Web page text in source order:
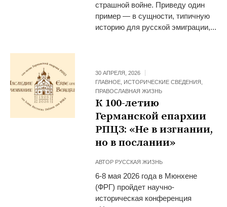
страшной войне. Приведу один
пример — в сущности, типичную
историю для русской эмиграции,...
30 АПРЕЛЯ, 2026
ГЛАВНОЕ ИСТОРИЧЕСКИЕ СВЕДЕНИЯ
ПРАВОСЛАВНАЯ ЖИЗНЬ
К 100-летию
Германской епархии
РПЦЗ: «Не в изгнании,
но в послании»
АВТОР РУССКАЯ ЖИЗНЬ
6-8 мая 2026 года в Мюнхене
(ФРГ) пройдет научно-
историческая конференция